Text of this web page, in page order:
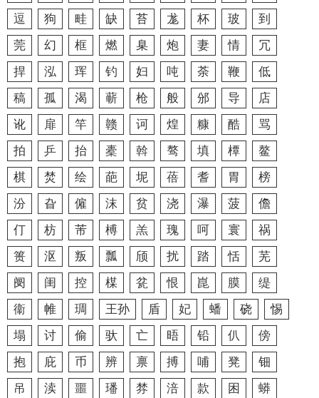
逗
狗 畦 缺 苔 尨 杯 玻
到
莞
幻 框 燃 臬 炮 妻 情
冗
捍
泓 珲 钓 妇 吨 荼 鞭
低
稿
孤 渴 蕲 枪 般 邠 导
店
讹
扉 竿 赣 诃 煌 糠 酷
骂
拍
乒 抬 橐 斡 骜 填 橝
鳌
棋
焚 绘 葩 坭 蓓 耆 胃
榜
汾
旮 僱 沫 贫 浇 瀑 菠
儋
仃
枋 芾 榑 羔 瑰 呵 寰
祸
篑
沤 叛 瓢 颀 扰 踏 恬
芜
阌
闺 控 楳 瓫 恨 崑 膜
缇
衞
帷 琱 王孙 盾 妃 蟠 硗
惕
塌
讨 偷 驮 亡 晤 铅 仈
傍
抱
庇 币 辨 禀 搏 哺 凳
钿
吊
渎 噩 璠 棼 涪 款 困
蟒